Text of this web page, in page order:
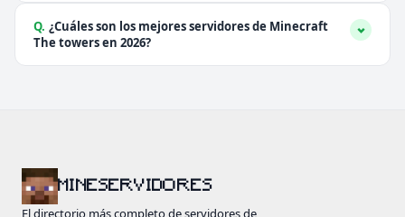
Q. ¿Cuáles son los mejores servidores de Minecraft
The towers en 2026?
MINESERVIDORES
El directorio más completo de servidores de